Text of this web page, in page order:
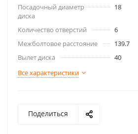
Посадочный диаметр
диска
18
Количество отверстий
6
Межболтовое расстояние
139.7
Вылет диска
40
Все характеристики
Поделиться